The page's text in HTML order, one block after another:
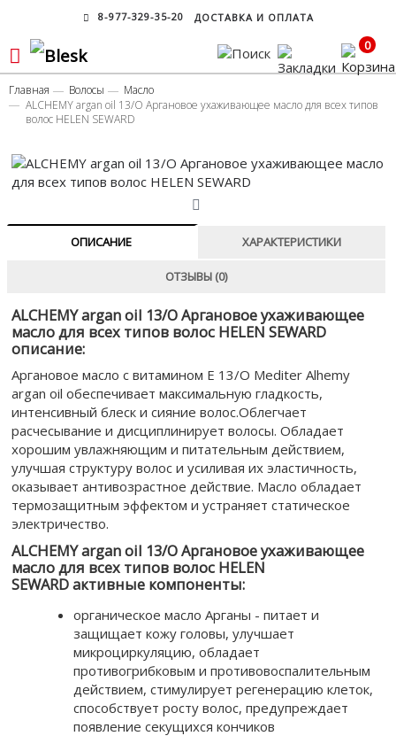
8-977-329-35-20 ДОСТАВКА И ОПЛАТА
0
Главная Волосы
Масло
ALCHEMY argan oil 13/O Аргановое ухаживающее масло для всех типов
волос HELEN SEWARD
ОПИСАНИЕ ХАРАКТЕРИСТИКИ
ОТЗЫВЫ (0)
ALCHEMY argan oil 13/O Аргановое ухаживающее
масло для всех типов волос HELEN SEWARD
описание:
Аргановое масло с витамином Е 13/О Mediter Alhemy
argan oil обеспечивает максимальную гладкость,
интенсивный блеск и сияние волос.Облегчает
расчесывание и дисциплинирует волосы. Обладает
хорошим увлажняющим и питательным действием,
улучшая структуру волос и усиливая их эластичность,
оказывает антивозрастное действие. Масло обладает
термозащитным эффектом и устраняет статическое
электричество.
ALCHEMY argan oil 13/O Аргановое ухаживающее
масло для всех типов волос HELEN
SEWARD активные компоненты:
органическое масло Арганы - питает и
защищает кожу головы, улучшает
микроциркуляцию, обладает
противогрибковым и противовоспалительным
действием, стимулирует регенерацию клеток,
способствует росту волос, предупреждает
появление секущихся кончиков